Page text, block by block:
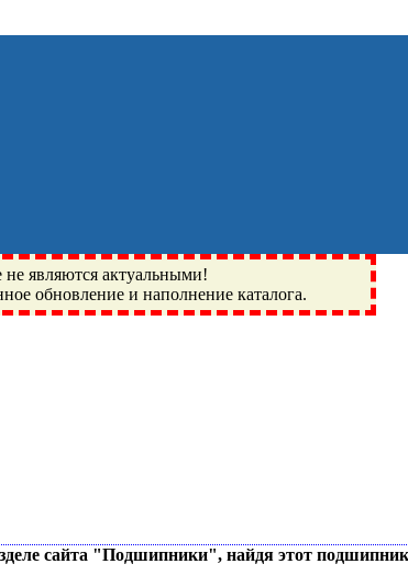
являются актуальными!
обновление и наполнение каталога.
Монино, Ивантеевка, подшипники,
LQY, DPI, BSN, SPZ, РФ, BMZ, ХАРП, CX,
сайта "Подшипники", найдя этот